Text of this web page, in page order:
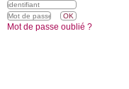
Mot de passe oublié ?